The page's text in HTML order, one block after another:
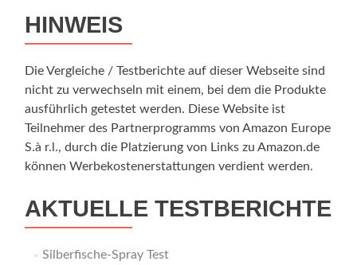
HINWEIS
Die Vergleiche / Testberichte auf dieser Webseite sind
nicht zu verwechseln mit einem, bei dem die Produkte
ausführlich getestet werden. Diese Website ist
Teilnehmer des Partnerprogramms von Amazon Europe
S.à r.l., durch die Platzierung von Links zu Amazon.de
können Werbekostenerstattungen verdient werden.
AKTUELLE TESTBERICHTE
Silberfische-Spray Test